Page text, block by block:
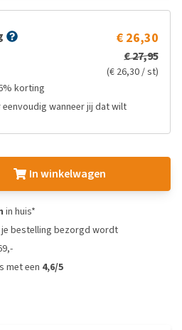
€ 26,30
€ 27,95
(€ 26,30 / st)
korting
eenvoudig wanneer jij dat wilt
In winkelwagen
in huis*
je bestelling bezorgd wordt
met een 4,6/5